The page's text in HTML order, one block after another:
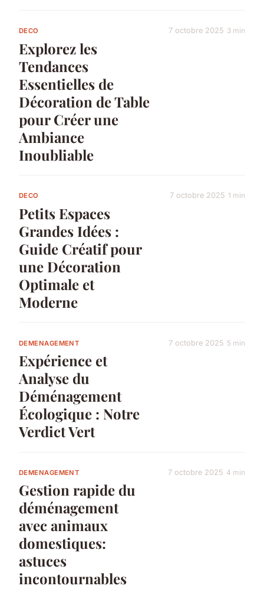
DECO
Explorez les
Tendances
Essentielles de
Décoration de Table
pour Créer une
Ambiance
Inoubliable
7 octobre 2025 3 min
DECO
Petits Espaces
Grandes Idées :
Guide Créatif pour
une Décoration
Optimale et
Moderne
7 octobre 2025 1 min
DEMENAGEMENT
Expérience et
Analyse du
Déménagement
Écologique : Notre
Verdict Vert
7 octobre 2025 5 min
DEMENAGEMENT
Gestion rapide du
déménagement
avec animaux
domestiques:
astuces
incontournables
7 octobre 2025 4 min